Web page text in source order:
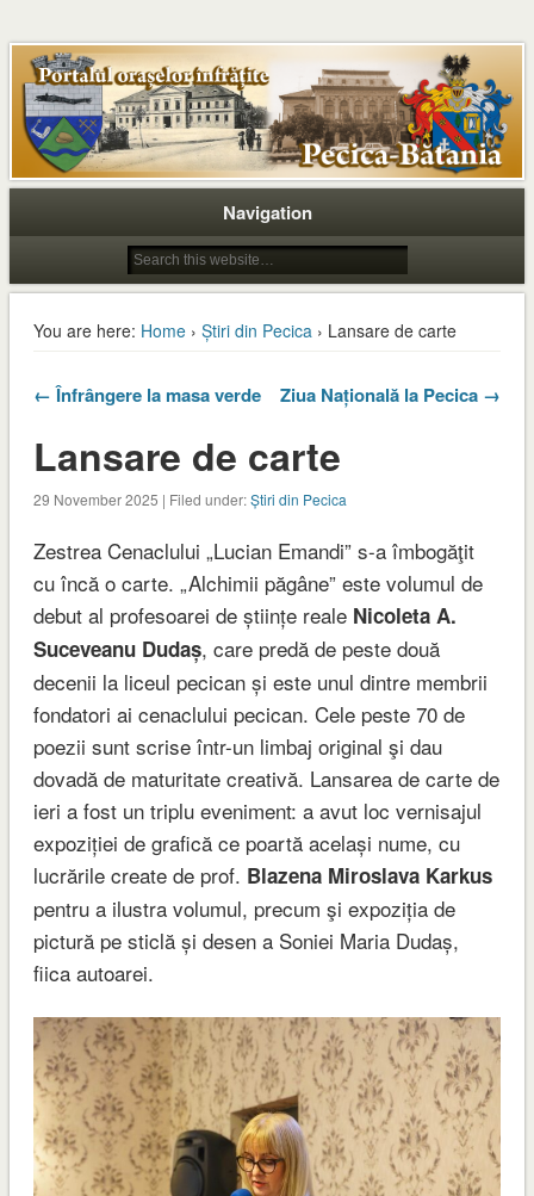
Navigation
You are here: Home› Știri din Pecica› Lansare de carte
← Înfrângere la masa verde Ziua Națională la Pecica →
Lansare de carte
29 November 2025 | Filed under:Știri din Pecica
Zestrea Cenaclului „Lucian Emandi” s-a îmbogăţit
cu încă o carte. „Alchimii păgâne” este volumul de
debut al profesoarei de științe reale Nicoleta A.
Suceveanu Dudaș, care predă de peste două
decenii la liceul pecican și este unul dintre membrii
fondatori ai cenaclului pecican. Cele peste 70 de
poezii sunt scrise într-un limbaj original şi dau
dovadă de maturitate creativă. Lansarea de carte de
ieri a fost un triplu eveniment: a avut loc vernisajul
expoziției de grafică ce poartă același nume, cu
lucrările create de prof. Blazena Miroslava Karkus
pentru a ilustra volumul, precum şi expoziția de
pictură pe sticlă și desen a Soniei Maria Dudaș,
fiica autoarei.